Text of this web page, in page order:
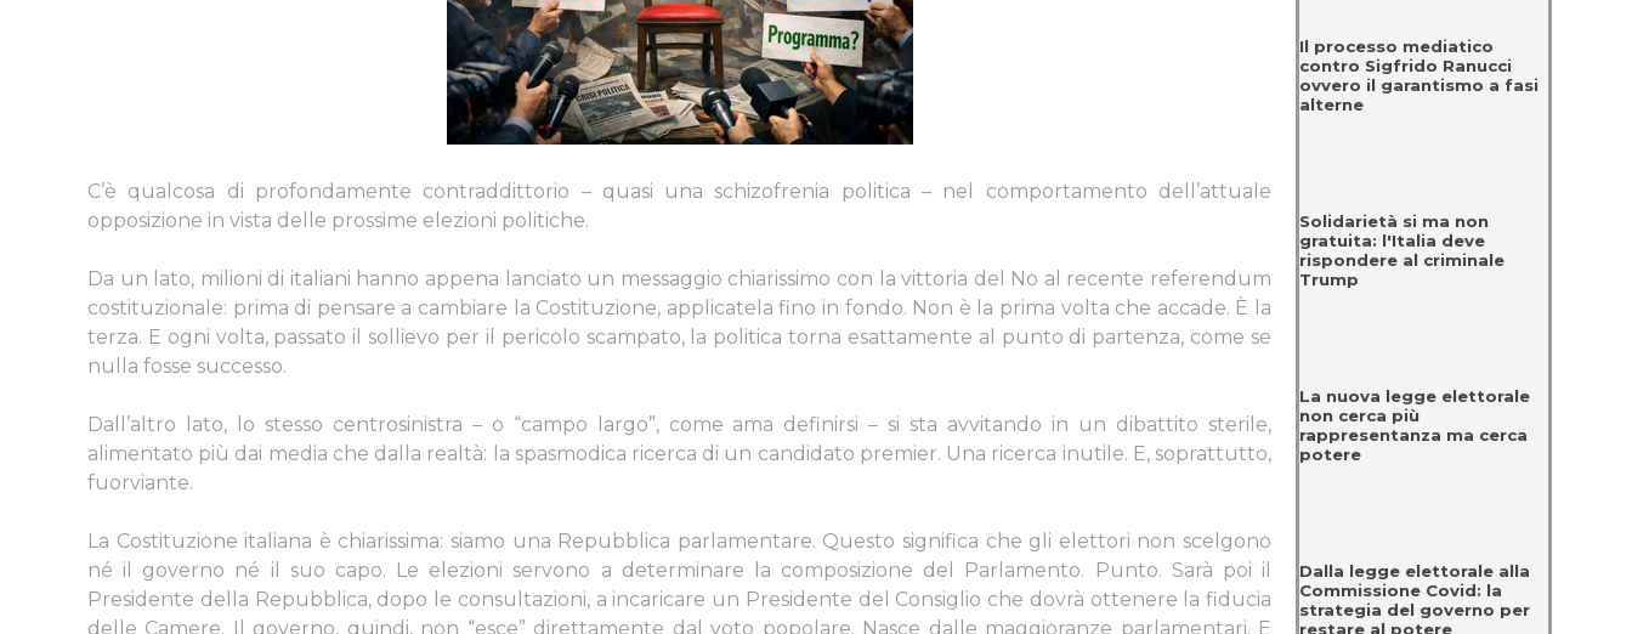
C’è qualcosa di profondamente contraddittorio – quasi una schizofrenia politica – nel comportamento dell’attuale
opposizione in vista delle prossime elezioni politiche.
Da un lato, milioni di italiani hanno appena lanciato un messaggio chiarissimo con la vittoria del No al recente referendum
costituzionale: prima di pensare a cambiare la Costituzione, applicatela fino in fondo. Non è la prima volta che accade. È la
terza. E ogni volta, passato il sollievo per il pericolo scampato, la politica torna esattamente al punto di partenza, come se
nulla fosse successo.
Dall’altro lato, lo stesso centrosinistra – o “campo largo”, come ama definirsi – si sta avvitando in un dibattito sterile,
alimentato più dai media che dalla realtà: la spasmodica ricerca di un candidato premier. Una ricerca inutile. E, soprattutto,
fuorviante.
La Costituzione italiana è chiarissima: siamo una Repubblica parlamentare. Questo significa che gli elettori non scelgono
né il governo né il suo capo. Le elezioni servono a determinare la composizione del Parlamento. Punto. Sarà poi il
Presidente della Repubblica, dopo le consultazioni, a incaricare un Presidente del Consiglio che dovrà ottenere la fiducia
delle Camere. Il governo, quindi, non “esce” direttamente dal voto popolare. Nasce dalle maggioranze parlamentari. E
Il processo mediatico
contro Sigfrido Ranucci
ovvero il garantismo a fasi
alterne
Solidarietà si ma non
gratuita: l'Italia deve
rispondere al criminale
Trump
La nuova legge elettorale
non cerca più
rappresentanza ma cerca
potere
Dalla legge elettorale alla
Commissione Covid: la
strategia del governo per
restare al potere